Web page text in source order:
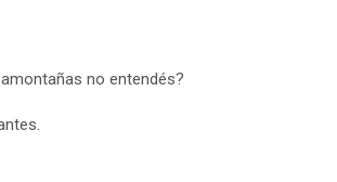
no entendés?